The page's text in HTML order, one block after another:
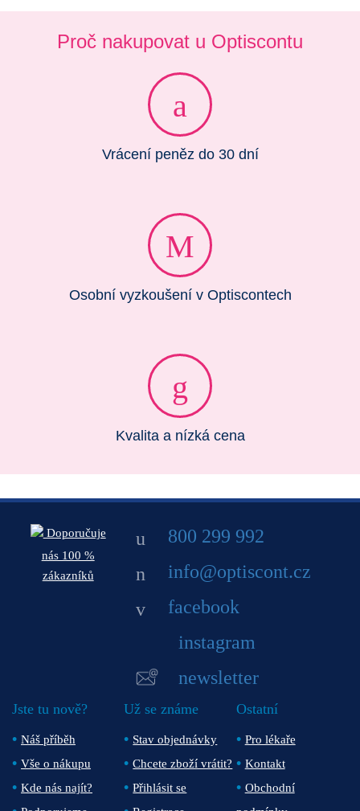
Proč nakupovat u Optiscontu
Vrácení peněz do 30 dní
Osobní vyzkoušení v Optiscontech
Kvalita a nízká cena
Doporučuje
nás 100 %
zákazníků
800 299 992
info@optiscont.cz
facebook
instagram
newsletter
Jste tu nově?
Náš příběh
Vše o nákupu
Kde nás najít?
Už se známe
Stav objednávky
Chcete zboží vrátit?
Přihlásit se
Ostatní
Pro lékaře
Kontakt
Obchodní